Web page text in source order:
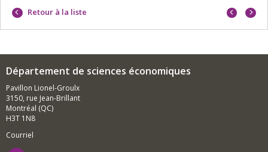
Retour à la liste
Portrait
Portrait
Département de sciences économiques
Pavillon Lionel-Groulx
3150, rue Jean-Brillant
Montréal (QC)
H3T 1N8
Courriel